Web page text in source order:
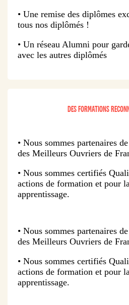
• Une remise des diplômes
tous nos diplômés !
• Un réseau Alumni pour
avec les autres diplômés
DES FORMATIONS
• Nous sommes partenaires
des Meilleurs Ouvriers de
• Nous sommes certifiés
actions de formation et pour
apprentissage.
• Nous sommes partenaires
des Meilleurs Ouvriers de
• Nous sommes certifiés
actions de formation et pour
apprentissage.